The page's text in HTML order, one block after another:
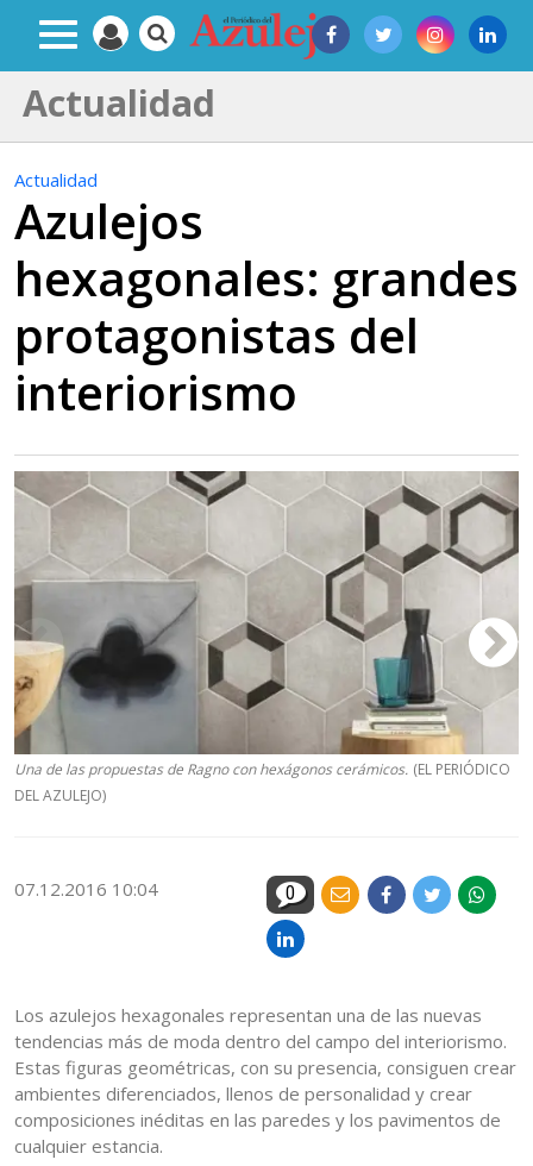
Actualidad
Actualidad
Azulejos
hexagonales: grandes
protagonistas del
interiorismo
Una de las propuestas de Ragno con hexágonos cerámicos. (EL PERIÓDICO
DEL AZULEJO)
07.12.2016 10:04 0
Los azulejos hexagonales representan una de las nuevas
tendencias más de moda dentro del campo del interiorismo.
Estas figuras geométricas, con su presencia, consiguen crear
ambientes diferenciados, llenos de personalidad y crear
composiciones inéditas en las paredes y los pavimentos de
cualquier estancia.